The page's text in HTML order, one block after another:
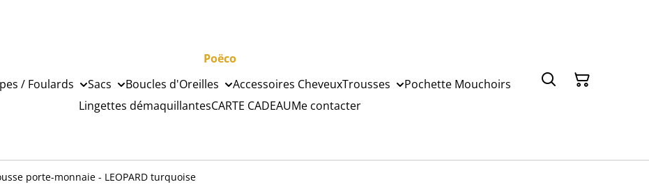
Poëco
/ Foulards Sacs Boucles d'Oreilles Accessoires CheveuxTrousses
Pochette Mouchoirs
Lingettes démaquillantesCARTE CADEAUMe contacter
porte-monnaie - LEOPARD turquoise